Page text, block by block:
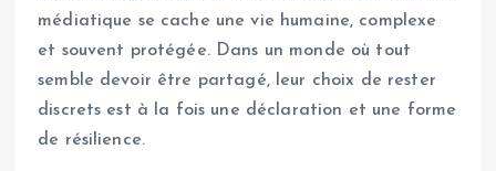
médiatique se cache une vie humaine, complexe
et souvent protégée. Dans un monde où tout
semble devoir être partagé, leur choix de rester
discrets est à la fois une déclaration et une forme
de résilience.